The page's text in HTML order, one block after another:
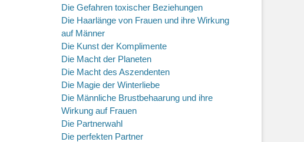
Die Gefahren toxischer Beziehungen
Die Haarlänge von Frauen und ihre Wirkung
auf Männer
Die Kunst der Komplimente
Die Macht der Planeten
Die Macht des Aszendenten
Die Magie der Winterliebe
Die Männliche Brustbehaarung und ihre
Wirkung auf Frauen
Die Partnerwahl
Die perfekten Partner